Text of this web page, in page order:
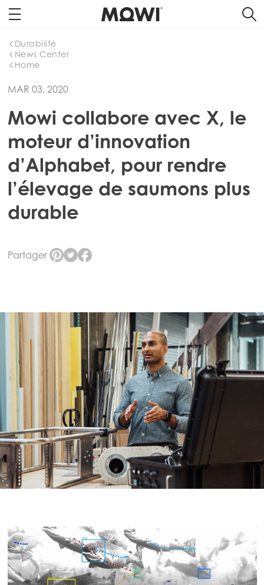
Home
News Center
Durabilité
MAR 03, 2020
Mowi collabore avec X, le
moteur d’innovation
d’Alphabet, pour rendre
l’élevage de saumons plus
durable
Partager